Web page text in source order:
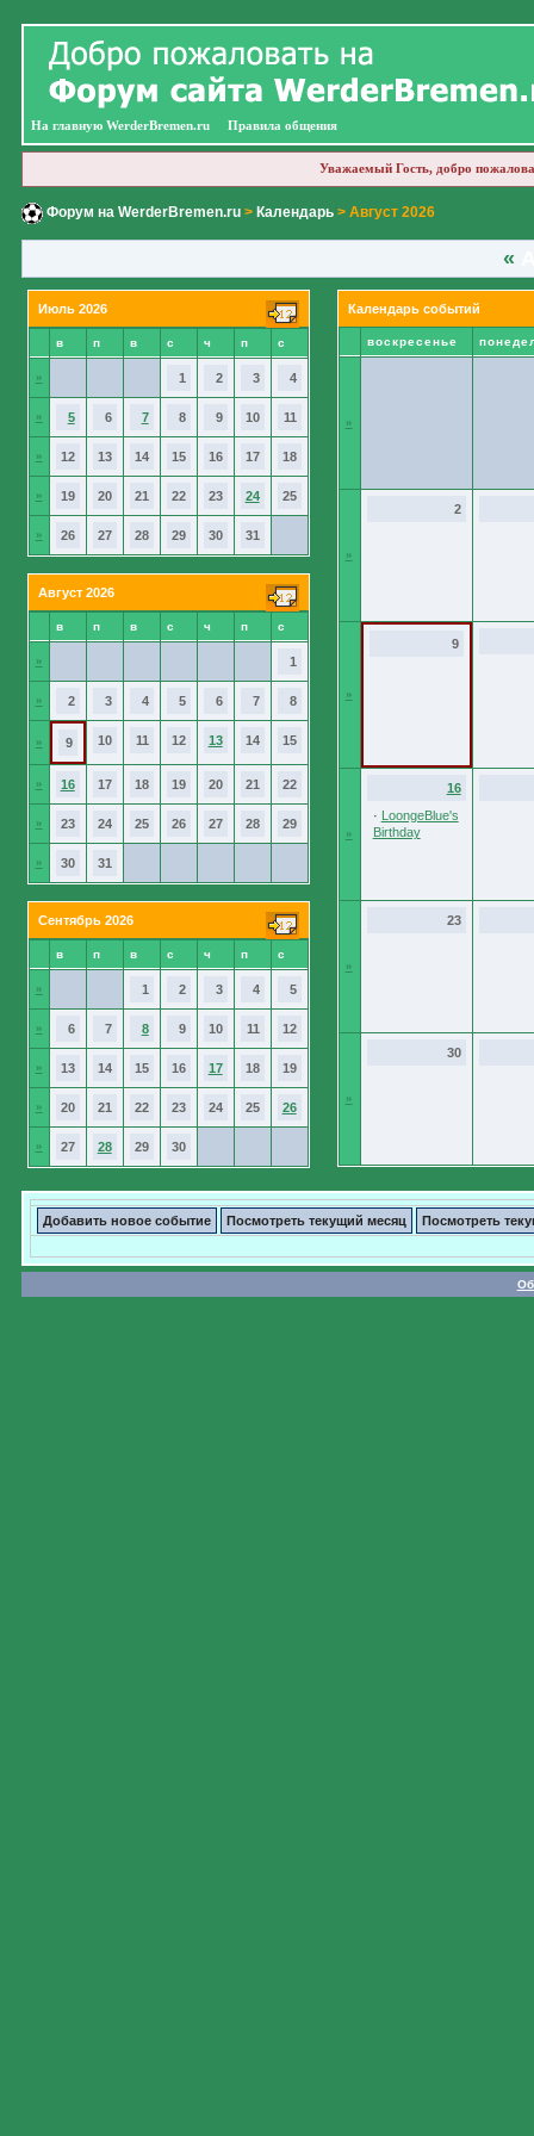
На главную WerderBremen.ru Правила общения
Уважаемый Гость, добро
Форум на WerderBremen.ru> Календарь> Август 2026
«
Июль 2026
в п в с ч п с
» 1 2 3 4
» 5 6 7 8 9 10 11
» 12 13 14 15 16 17 18
» 19 20 21 22 23 24 25
» 26 27 28 29 30 31
Август 2026
в п в с ч п с
» 1
» 2 3 4 5 6 7 8
» 9 10 11 12 13 14 15
» 16 17 18 19 20 21 22
» 23 24 25 26 27 28 29
» 30 31
Сентябрь 2026
в п в с ч п с
» 1 2 3 4 5
» 6 7 8 9 10 11 12
» 13 14 15 16 17 18 19
» 20 21 22 23 24 25 26
» 27 28 29 30
Календарь событий
воскресенье
»
»
2
»
9
»
16
· LoongeBlue's
Birthday
»
23
»
30
Добавить новое событие Посмотреть текущий месяц Посмотреть